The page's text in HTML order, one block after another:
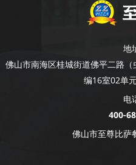
地
佛山市南海区桂城街道佛平二路
编16室02单
电
400-
佛山市至尊比萨